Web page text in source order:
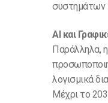
συστημάτων
ΑΙ και
Παράλληλα,
λογισμικά
Μέχρι το